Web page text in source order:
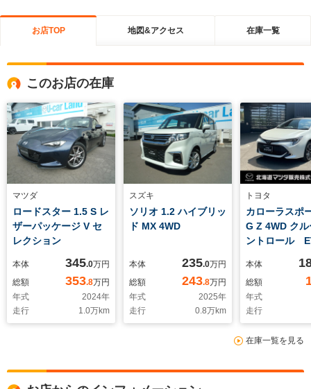
お店TOP 地図&アクセス 在庫一覧
このお店の在庫
マツダ
ロードスター 1.5 S レ
ザーパッケージ V セ
レクション
本体 345.0万円
総額
353.8万円
年式
2024年
走行
1.0万km
スズキ
ソリオ 1.2 ハイブリッ
ド MX 4WD
本体 235.0万円
総額
243.8万円
年式
2025年
走行
0.8万km
トヨタ
カローラスポ
G Z 4WD ク
ントロール
本体
総額
年式
走行
在庫一覧を見る